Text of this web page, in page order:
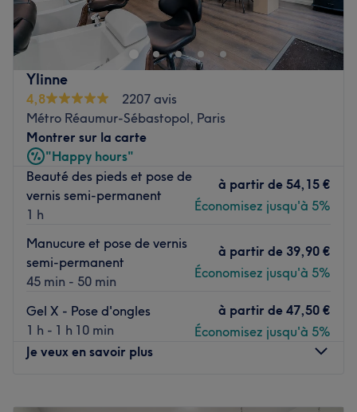
bien-être situé dans le 2ème arrondissement de Paris, à
deux pas de la station de métro Sentier. Vous serez
chaleureusement accueillis par Derya et Asli, toutes les
deux passionnées par leur métier et soucieuses de
répondre à tous vos besoins. Que ce soit grâce à la
décoration turque et raffinée du salon, ou grâce aux
nombreuses prestations proposées, Institut Derya sera
une belle découverte.
Transports publics les plus proches :
Le salon se situe à proximité de la station de métro
'Sentier desservi par la ligne 3.
L’équipe :
Derya et Asli, deux spécialistes beauté et bien-être,
professionnelles et bienveillantes, sauront vous conseiller
et vous offrir une expérience exceptionnelle.
Nos coups de cœur :
L’atmosphère : une décoration à la turque pour un
Ylinne
4,8
2207 avis
Métro Réaumur-Sébastopol, Paris
Montrer sur la carte
"Happy hours"
Beauté des pieds et pose de
vernis semi-permanent
1 h
à partir de 54,15 €
Économisez jusqu'à 5%
Manucure et pose de vernis
semi-permanent
45 min - 50 min
à partir de 39,90 €
Économisez jusqu'à 5%
Gel X - Pose d'ongles
1 h - 1 h 10 min
à partir de 47,50 €
Économisez jusqu'à 5%
Je veux en savoir plus